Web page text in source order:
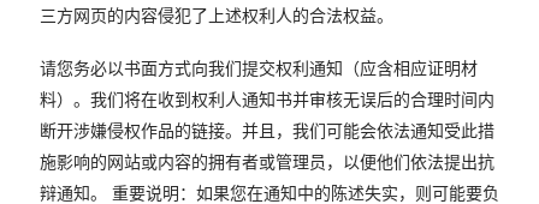
三方网页的内容侵犯了上述权利人的合法权益。
请您务必以书面方式向我们提交权利通知（应含相应证明材
料）。我们将在收到权利人通知书并审核无误后的合理时间内
断开涉嫌侵权作品的链接。并且，我们可能会依法通知受此措
施影响的网站或内容的拥有者或管理员，以便他们依法提出抗
辩通知。 重要说明：如果您在通知中的陈述失实，则可能要负